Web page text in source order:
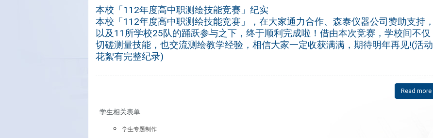
本校「112年度高中职测绘技能竞赛」纪实
本校「112年度高中职测绘技能竞赛」，在大家通力合作、森泰仪器公司赞助支持，
以及11所学校25队的踊跃参与之下，终于顺利完成啦！ 借由本次竞赛，学校间不仅
切磋测量技能，也交流测绘教学经验，相信大家一定收获满满，期待明年再见!(活动
花絮有完整纪录)
Read more
学生相关表单
学生专题制作